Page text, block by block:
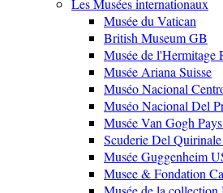
Les Musées internationaux
Musée du Vatican
British Museum GB
Musée de l'Hermitage
Musée Ariana Suisse
Muséo Nacional
Muséo Nacional Del
Musée Van Gogh
Scuderie Del
Musée Guggenheim
Musee & Fondation